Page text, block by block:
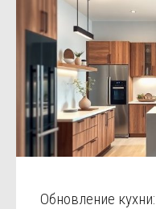
Обновление